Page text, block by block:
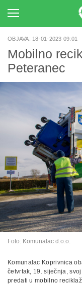
OBJAVA: 18-01-2023 09:01
Mobilno
Peteranec
Foto: Komunalac d.o.o.
Komunalac Koprivnica
četvrtak, 19. siječnja,
predati u mobilno